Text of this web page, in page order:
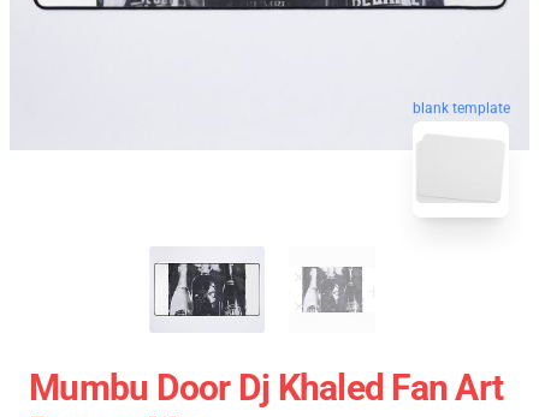
blank template
Mumbu Door Dj Khaled Fan Art